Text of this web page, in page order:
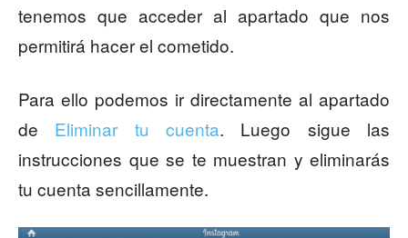
tenemos que acceder al apartado que nos
permitirá hacer el cometido.
Para ello podemos ir directamente al apartado
de Eliminar tu cuenta. Luego sigue las
instrucciones que se te muestran y eliminarás
tu cuenta sencillamente.